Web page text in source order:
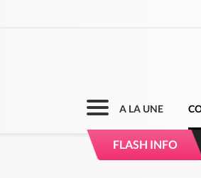
A LA UNE
FLASH INFO